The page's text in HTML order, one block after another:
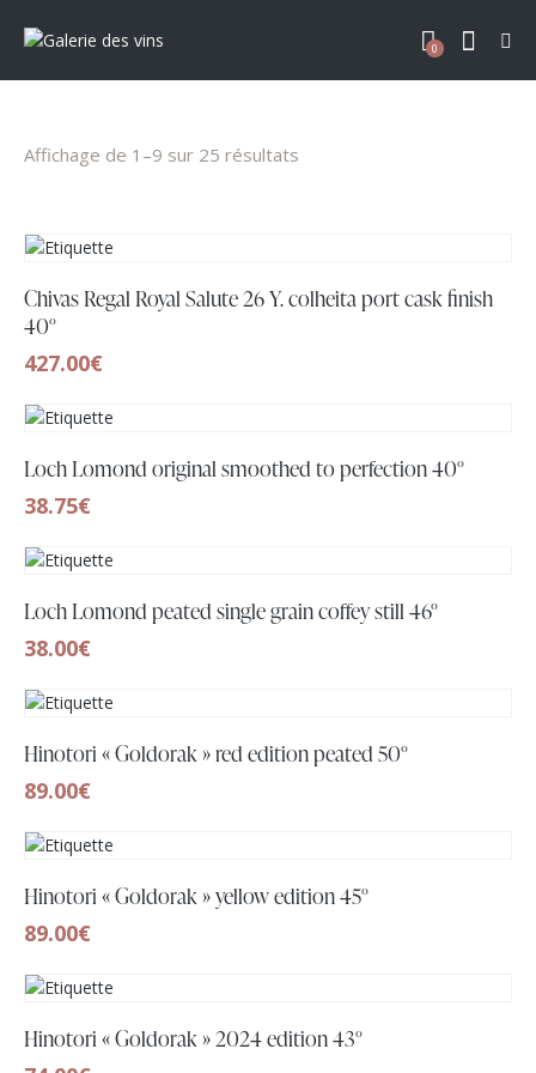
0
Affichage de 1–9 sur 25 résultats
Chivas Regal Royal Salute 26 Y. colheita port cask finish
40°
427.00€
Loch Lomond original smoothed to perfection 40°
38.75€
Loch Lomond peated single grain coffey still 46°
38.00€
Hinotori « Goldorak » red edition peated 50°
89.00€
Hinotori « Goldorak » yellow edition 45°
89.00€
Hinotori « Goldorak » 2024 edition 43°